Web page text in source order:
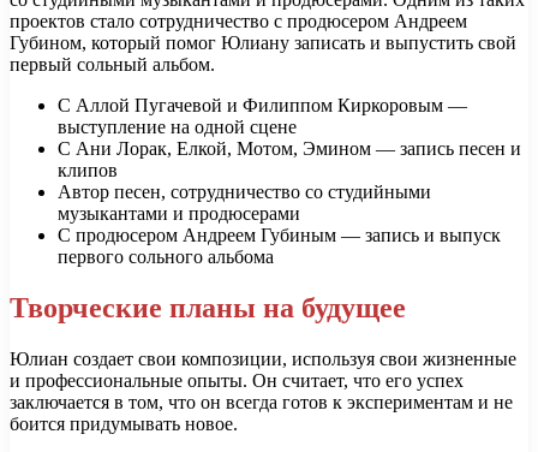
проектов стало сотрудничество с продюсером Андреем
Губином, который помог Юлиану записать и выпустить свой
первый сольный альбом.
С Аллой Пугачевой и Филиппом Киркоровым —
выступление на одной сцене
С Ани Лорак, Елкой, Мотом, Эмином — запись песен и
клипов
Автор песен, сотрудничество со студийными
музыкантами и продюсерами
С продюсером Андреем Губиным — запись и выпуск
первого сольного альбома
Творческие планы на будущее
Юлиан создает свои композиции, используя свои жизненные
и профессиональные опыты. Он считает, что его успех
заключается в том, что он всегда готов к экспериментам и не
боится придумывать новое.